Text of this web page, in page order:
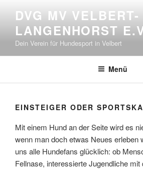
springen
DVG MV VELBERT-
LANGENHORST
Dein Verein für Hundesport in Velbert
Menü
EINSTEIGER ODER
Mit einem Hund an der Seite wird es
wenn man doch etwas Neues erleben
uns alle Hundefans glücklich: ob
Fellnase, interessierte Jugendliche